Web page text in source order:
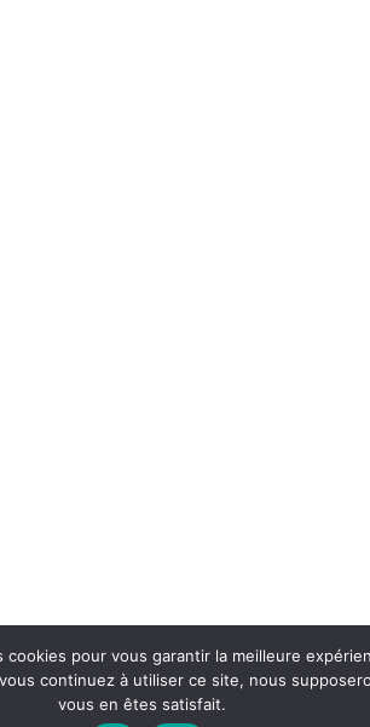
cookies pour vous garantir la meilleure
continuez à utiliser ce site, nous
vous en êtes satisfait.